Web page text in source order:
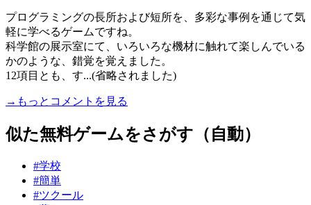
プログラミングの長所および短所を、多彩な事例を通じて気
軽に学べるゲームですね。
科学館の展示室にて、いろいろな機材に触れて楽しんでいる
かのような、錯覚を覚えました。
12項目とも、す...(省略されました)
→もっとコメントを見る
似た無料ゲームをさがす（自動）
#学校
#簡単
#ツクール